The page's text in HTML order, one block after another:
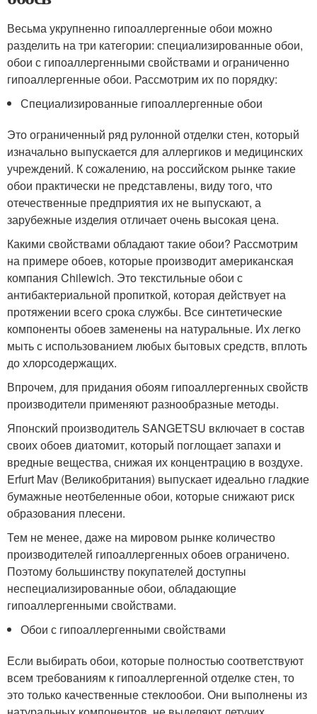
Весьма укрупненно гипоаллергенные обои можно
разделить на три категории: специализированные обои,
обои с гипоаллергенными свойствами и ограниченно
гипоаллергенные обои. Рассмотрим их по порядку:
Специализированные гипоаллергенные обои
Это ограниченный ряд рулонной отделки стен, который
изначально выпускается для аллергиков и медицинских
учреждений. К сожалению, на российском рынке такие
обои практически не представлены, виду того, что
отечественные предприятия их не выпускают, а
зарубежные изделия отличает очень высокая цена.
Какими свойствами обладают такие обои? Рассмотрим
на примере обоев, которые производит американская
компания Chilewich. Это текстильные обои с
антибактериальной пропиткой, которая действует на
протяжении всего срока службы. Все синтетические
компоненты обоев заменены на натуральные. Их легко
мыть с использованием любых бытовых средств, вплоть
до хлорсодержащих.
Впрочем, для придания обоям гипоаллергенных свойств
производители применяют разнообразные методы.
Японский производитель SANGETSU включает в состав
своих обоев диатомит, который поглощает запахи и
вредные вещества, снижая их концентрацию в воздухе.
Erfurt Mav (Великобритания) выпускает идеально гладкие
бумажные неотбеленные обои, которые снижают риск
образования плесени.
Тем не менее, даже на мировом рынке количество
производителей гипоаллергенных обоев ограничено.
Поэтому большинству покупателей доступны
неспециализированные обои, обладающие
гипоаллергенными свойствами.
Обои с гипоаллергенными свойствами
Если выбирать обои, которые полностью соответствуют
всем требованиям к гипоаллергенной отделке стен, то
это только качественные стеклообои. Они выполнены из